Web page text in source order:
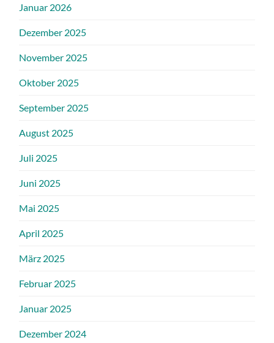
Januar 2026
Dezember 2025
November 2025
Oktober 2025
September 2025
August 2025
Juli 2025
Juni 2025
Mai 2025
April 2025
März 2025
Februar 2025
Januar 2025
Dezember 2024